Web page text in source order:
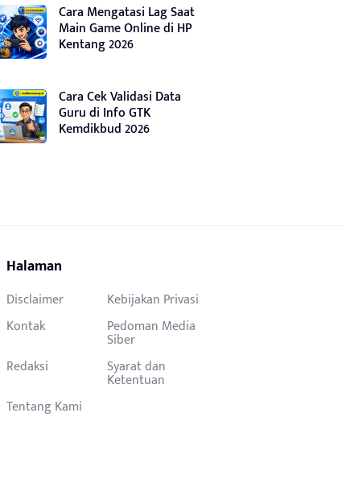
Cara Mengatasi Lag Saat
Main Game Online di HP
Kentang 2026
Cara Cek Validasi Data
Guru di Info GTK
Kemdikbud 2026
Halaman
Disclaimer
Kebijakan Privasi
Kontak
Pedoman Media
Siber
Redaksi
Syarat dan
Ketentuan
Tentang Kami